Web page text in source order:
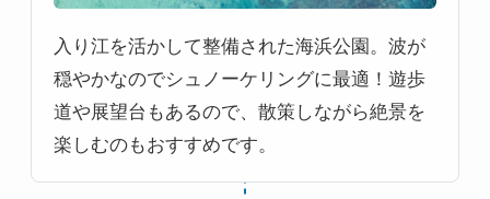
入り江を活かして整備された海浜公園。波が
穏やかなのでシュノーケリングに最適！遊歩
道や展望台もあるので、散策しながら絶景を
楽しむのもおすすめです。